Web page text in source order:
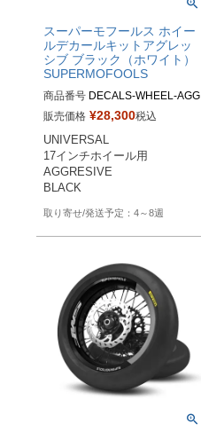
スーパーモフールス ホイー
ルデカールキットアグレッ
シブ ブラック（ホワイト）
SUPERMOFOOLS
商品番号 DECALS-WHEEL-AGG
-BB2
RES-BB2
販売価格 ¥28,300税込
UNIVERSAL
17インチホイール用
AGGRESIVE
4～8週